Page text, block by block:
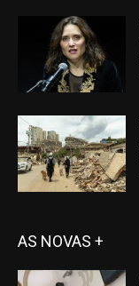
AS NOVAS +